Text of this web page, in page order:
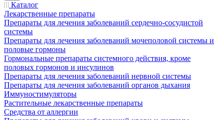
Каталог
Лекарственные препараты
Препараты для лечения заболеваний сердечно-сосудистой
системы
Препараты для лечения заболеваний мочеполовой системы и
половые гормоны
Гормональные препараты системного действия, кроме
половых гормонов и инсулинов
Препараты для лечения заболеваний нервной системы
Препараты для лечения заболеваний органов дыхания
Иммуностимуляторы
Растительные лекарственные препараты
Средства от аллергии